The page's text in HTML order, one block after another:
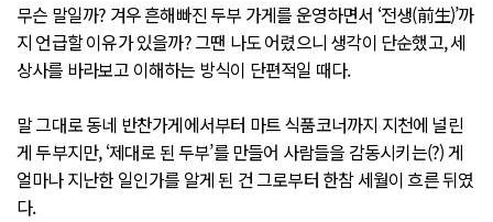
무슨 말일까? 겨우 흔해빠진 두부 가게를 운영하면서 ‘전생(前生)’까
지 언급할 이유가 있을까? 그땐 나도 어렸으니 생각이 단순했고, 세
상사를 바라보고 이해하는 방식이 단편적일 때다.
말 그대로 동네 반찬가게에서부터 마트 식품코너까지 지천에 널린
게 두부지만, ‘제대로 된 두부’를 만들어 사람들을 감동시키는(?) 게
얼마나 지난한 일인가를 알게 된 건 그로부터 한참 세월이 흐른 뒤였
다.